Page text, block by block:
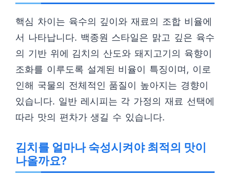
핵심 차이는 육수의 깊이와 재료의 조합 비율에
서 나타납니다. 백종원 스타일은 맑고 깊은 육수
의 기반 위에 김치의 산도와 돼지고기의 육향이
조화를 이루도록 설계된 비율이 특징이며, 이로
인해 국물의 전체적인 품질이 높아지는 경향이
있습니다. 일반 레시피는 각 가정의 재료 선택에
따라 맛의 편차가 생길 수 있습니다.
김치를 얼마나 숙성시켜야 최적의 맛이
나올까요?